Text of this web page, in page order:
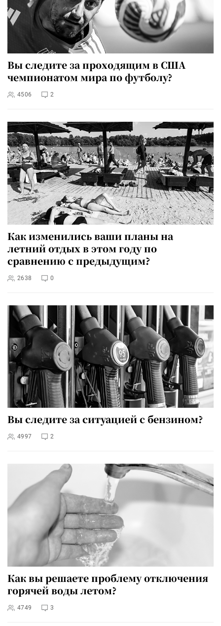
Вы следите за проходящим в США
чемпионатом мира по футболу?
4506 2
Как изменились ваши планы на
летний отдых в этом году по
сравнению с предыдущим?
2638 0
Вы следите за ситуацией с бензином?
4997 2
Как вы решаете проблему отключения
горячей воды летом?
4749 3